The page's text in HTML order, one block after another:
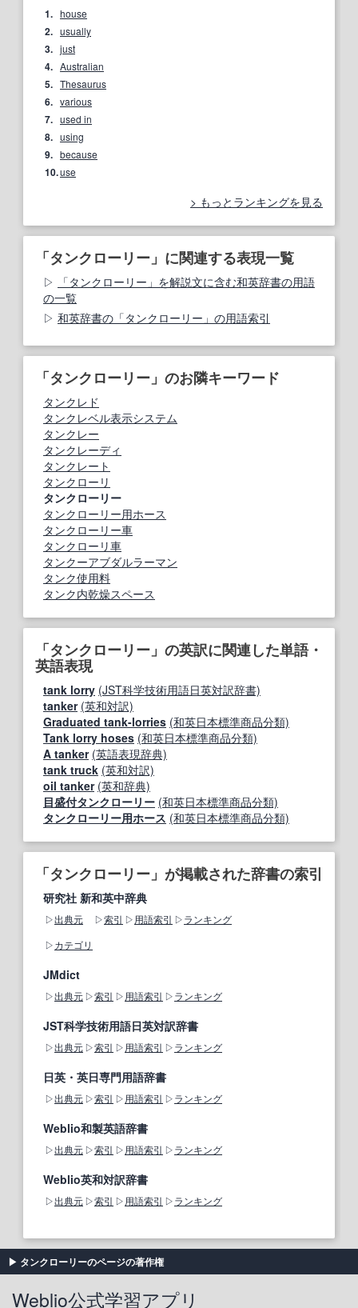
1. house
2. usually
3. just
4. Australian
5. Thesaurus
6. various
7. used in
8. using
9. because
10.use
もっとランキングを見る
「タンクローリー」に関連する表現一覧
「タンクローリー」を解説文に含む和英辞書の用語
の一覧
和英辞書の「タンクローリー」の用語索引
「タンクローリー」のお隣キーワード
タンクレド
タンクレベル表示システム
タンクレー
タンクレーディ
タンクレート
タンクローリ
タンクローリー
タンクローリー用ホース
タンクローリー車
タンクローリ車
タンクーアブダルラーマン
タンク使用料
タンク内乾燥スペース
「タンクローリー」の英訳に関連した単語・
英語表現
tank lorry (JST科学技術用語日英対訳辞書)
tanker (英和対訳)
Graduated tank-lorries (和英日本標準商品分類)
Tank lorry hoses (和英日本標準商品分類)
A tanker (英語表現辞典)
tank truck (英和対訳)
oil tanker (英和辞典)
目盛付タンクローリー (和英日本標準商品分類)
タンクローリー用ホース (和英日本標準商品分類)
「タンクローリー」が掲載された辞書の索引
研究社 新和英中辞典
出典元 索引 用語索引
ランキング
カテゴリ
JMdict
出典元 索引 用語索引 ランキング
JST科学技術用語日英対訳辞書
出典元 索引 用語索引 ランキング
日英・英日専門用語辞書
出典元 索引 用語索引 ランキング
Weblio和製英語辞書
出典元 索引 用語索引 ランキング
Weblio英和対訳辞書
出典元 索引 用語索引 ランキング
タンクローリーのページの著作権
Weblio公式学習アプリ